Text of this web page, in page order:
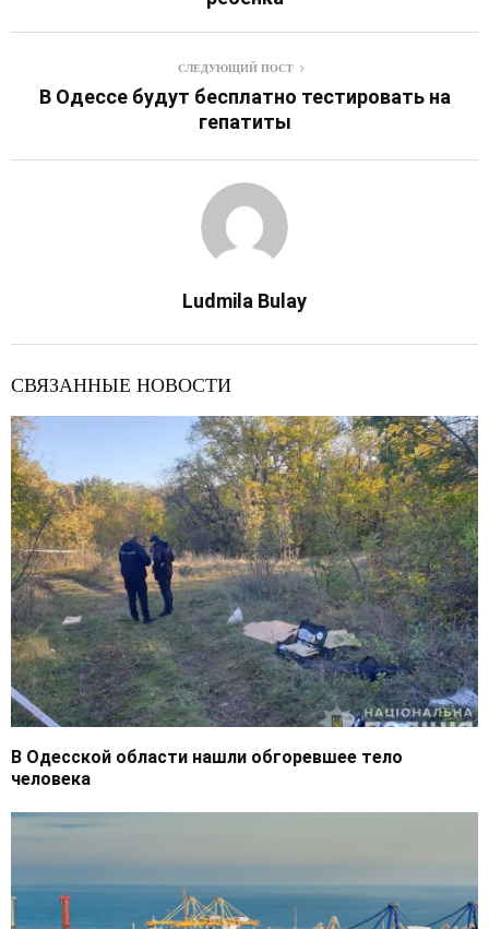
СЛЕДУЮЩИЙ ПОСТ
В Одессе будут бесплатно тестировать на
гепатиты
Ludmila Bulay
СВЯЗАННЫЕ НОВОСТИ
В Одесской области нашли обгоревшее тело
человека